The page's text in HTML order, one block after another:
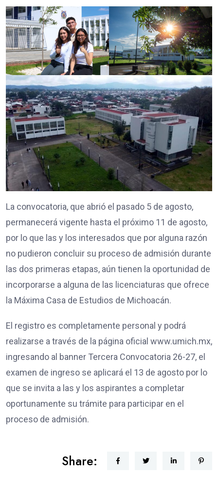
La convocatoria, que abrió el pasado 5 de agosto,
permanecerá vigente hasta el próximo 11 de agosto,
por lo que las y los interesados que por alguna razón
no pudieron concluir su proceso de admisión durante
las dos primeras etapas, aún tienen la oportunidad de
incorporarse a alguna de las licenciaturas que ofrece
la Máxima Casa de Estudios de Michoacán.
El registro es completamente personal y podrá
realizarse a través de la página oficial www.umich.mx,
ingresando al banner Tercera Convocatoria 26-27, el
examen de ingreso se aplicará el 13 de agosto por lo
que se invita a las y los aspirantes a completar
oportunamente su trámite para participar en el
proceso de admisión.
Share: